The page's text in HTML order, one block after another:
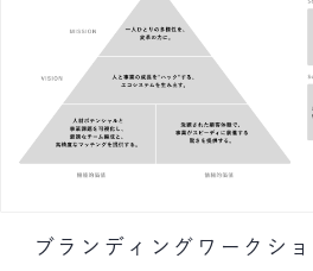
ブランディングワークシ